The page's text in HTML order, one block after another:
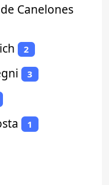
Canelones
2
3
1